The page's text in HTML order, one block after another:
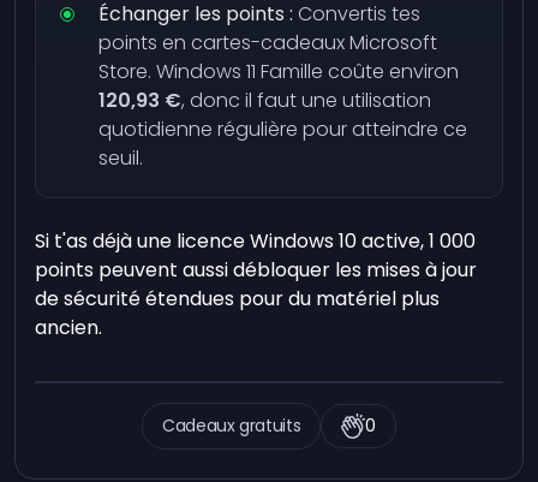
Échanger les points : Convertis tes
points en cartes-cadeaux Microsoft
Store. Windows 11 Famille coûte environ
120,93 €, donc il faut une utilisation
quotidienne régulière pour atteindre ce
seuil.
Si t'as déjà une licence Windows 10 active, 1 000
points peuvent aussi débloquer les mises à jour
de sécurité étendues pour du matériel plus
ancien.
Cadeaux gratuits 0